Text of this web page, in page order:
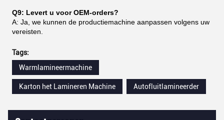
Q9: Levert u voor OEM-orders?
A: Ja, we kunnen de productiemachine aanpassen volgens uw
vereisten.
Tags:
Warmlamineermachine
Karton het Lamineren Machine Autofluitlamineerder